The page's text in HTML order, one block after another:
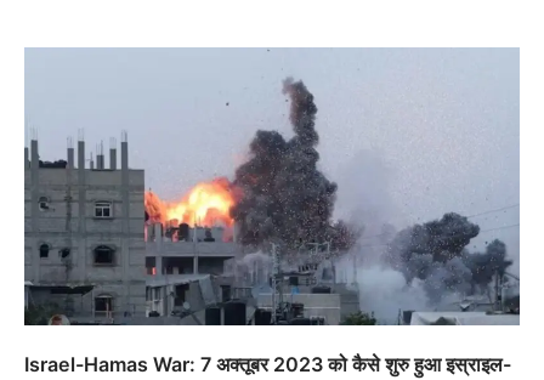
Israel-Hamas War: 7 अक्तूबर 2023 को कैसे शुरु हुआ इस्राइल-